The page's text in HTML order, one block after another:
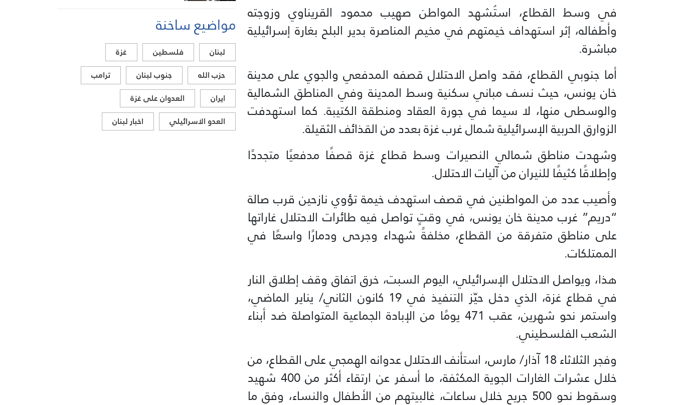
في وسط القطاع، استُشهد المواطن صهيب محمود القريناوي وزوجته
وأطفاله، إثر استهداف خيمتهم في مخيم المناصرة بدير البلح بغارة إسرائيلية
مباشرة.
أما جنوبي القطاع، فقد واصل الاحتلال قصفه المدفعي والجوي على مدينة
خان يونس، حيث نسف مباني سكنية وسط المدينة وفي المناطق الشمالية
والوسطى منها، لا سيما في جورة العقاد ومنطقة الكتيبة. كما استهدفت
الزوارق الحربية الإسرائيلية شمال غرب غزة بعدد من القذائف الثقيلة.
وشهدت مناطق شمالي النصيرات وسط قطاع غزة قصفًا مدفعيًا متجددًا
وإطلاقًا كثيفًا للنيران من آليات الاحتلال.
وأصيب عدد من المواطنين في قصف استهدف خيمة تؤوي نازحين قرب صالة
“دريم” غرب مدينة خان يونس، في وقتٍ تواصل فيه طائرات الاحتلال غاراتها
على مناطق متفرقة من القطاع، مخلفةً شهداء وجرحى ودمارًا واسعًا في
الممتلكات.
هذا، ويواصل الاحتلال الإسرائيلي، اليوم السبت، خرق اتفاق وقف إطلاق النار
في قطاع غزة، الذي دخل حيّز التنفيذ في 19 كانون الثاني/ يناير الماضي،
واستمر نحو شهرين، عقب 471 يومًا من الإبادة الجماعية المتواصلة ضد أبناء
الشعب الفلسطيني.
وفجر الثلاثاء 18 آذار/ مارس، استأنف الاحتلال عدوانه الهمجي على القطاع، من
خلال عشرات الغارات الجوية المكثفة، ما أسفر عن ارتقاء أكثر من 400 شهيد
وسقوط نحو 500 جريح خلال ساعات، غالبيتهم من الأطفال والنساء، وفق ما
مواضيع ساخنة
لبنان فلسطين
غزة
حزب الله
جنوب لبنان
ترامب
ايران
العدوان على غزة
العدو الاسرائيلي
اخبار لبنان